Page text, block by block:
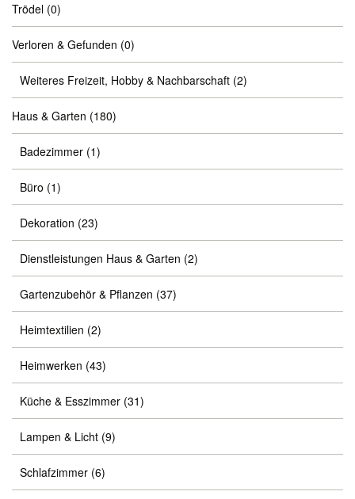
Trödel (0)
Verloren & Gefunden (0)
Weiteres Freizeit, Hobby & Nachbarschaft (2)
Haus & Garten (180)
Badezimmer (1)
Büro (1)
Dekoration (23)
Dienstleistungen Haus & Garten (2)
Gartenzubehör & Pflanzen (37)
Heimtextilien (2)
Heimwerken (43)
Küche & Esszimmer (31)
Lampen & Licht (9)
Schlafzimmer (6)